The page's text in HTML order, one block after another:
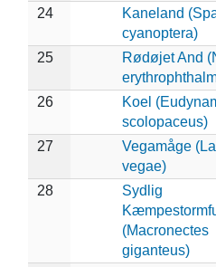
24
Kaneland
cyanoptera)
25
Rødøjet And
26
Koel
scolopaceus)
27
Vegamåge
vegae)
28
Sydlig
(Macronectes
giganteus)